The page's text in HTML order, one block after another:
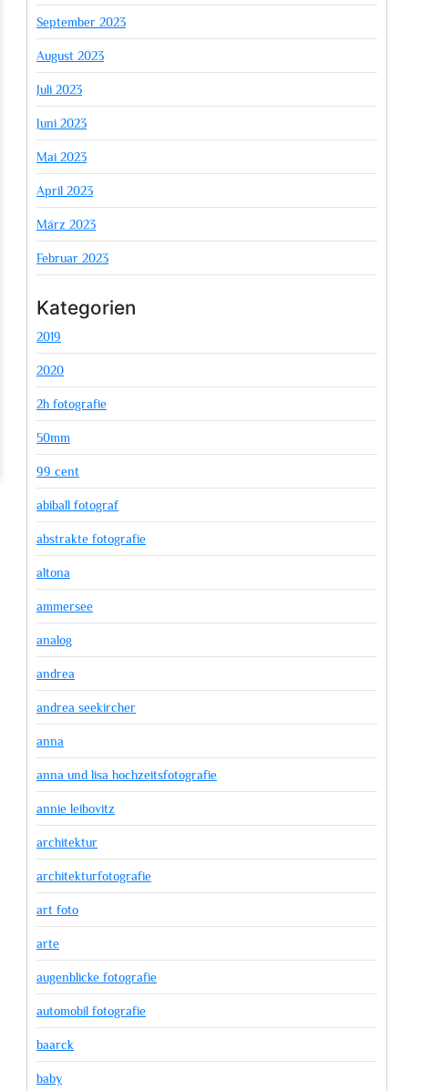
September 2023
August 2023
Juli 2023
Juni 2023
Mai 2023
April 2023
März 2023
Februar 2023
Kategorien
2019
2020
2h fotografie
50mm
99 cent
abiball fotograf
abstrakte fotografie
altona
ammersee
analog
andrea
andrea seekircher
anna
anna und lisa hochzeitsfotografie
annie leibovitz
architektur
architekturfotografie
art foto
arte
augenblicke fotografie
automobil fotografie
baarck
baby